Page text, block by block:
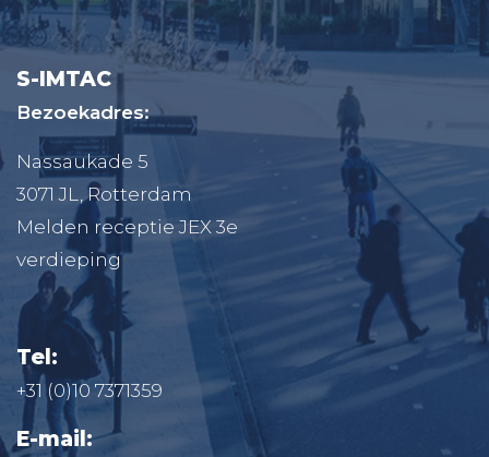
S-IMTAC
Bezoekadres:
Nassaukade 5
3071 JL, Rotterdam
Melden receptie JEX 3e
verdieping
Tel:
+31 (0)10 7371359
E-mail: